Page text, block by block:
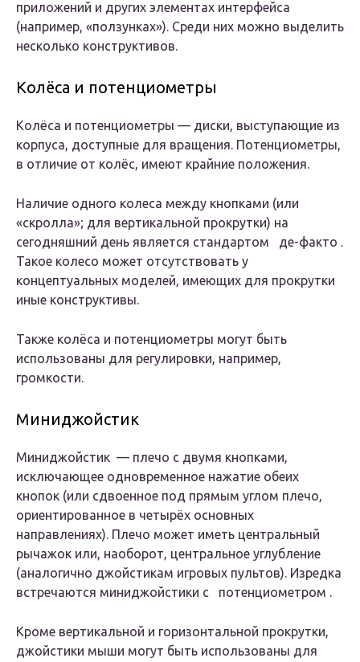
приложений и других элементах интерфейса
(например, «ползунках»). Среди них можно выделить
несколько конструктивов.
Колёса и потенциометры
Колёса и потенциометры — диски, выступающие из
корпуса, доступные для вращения. Потенциометры,
в отличие от колёс, имеют крайние положения.
Наличие одного колеса между кнопками (или
«скролла»; для вертикальной прокрутки) на
сегодняшний день является стандартом де-факто .
Такое колесо может отсутствовать у
концептуальных моделей, имеющих для прокрутки
иные конструктивы.
Также колёса и потенциометры могут быть
использованы для регулировки, например,
громкости.
Миниджойстик
Миниджойстик — плечо с двумя кнопками,
исключающее одновременное нажатие обеих
кнопок (или сдвоенное под прямым углом плечо,
ориентированное в четырёх основных
направлениях). Плечо может иметь центральный
рычажок или, наоборот, центральное углубление
(аналогично джойстикам игровых пультов). Изредка
встречаются миниджойстики с потенциометром .
Кроме вертикальной и горизонтальной прокрутки,
джойстики мыши могут быть использованы для